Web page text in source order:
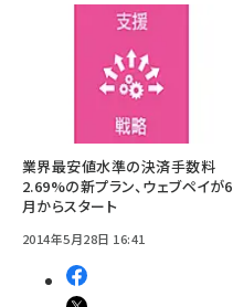
業界最安値水準の決済手数料
2.69%の新プラン、ウェブペイが6
月からスタート
2014年5月28日 16:41